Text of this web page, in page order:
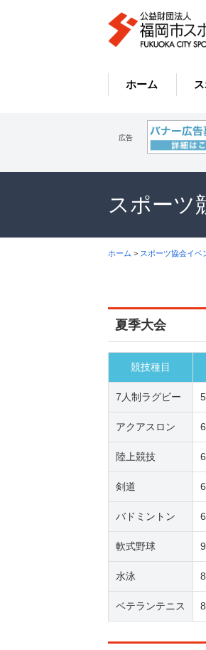
ホーム
広告
スポーツ
ホーム > スポーツ協会イベ
夏季大会
競技種目
7人制ラグビー
アクアスロン
陸上競技
剣道
バドミントン
軟式野球
水泳
ベテランテニス